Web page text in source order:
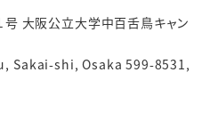
大阪公立大学中百舌鳥キャン
Sakai-shi, Osaka 599-8531,